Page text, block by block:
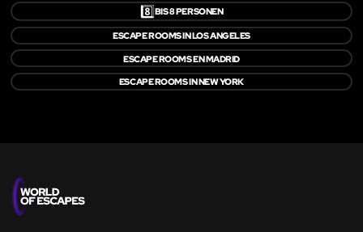
8️⃣BIS 8 PERSONEN
ESCAPE ROOMS IN LOS ANGELES
ESCAPE ROOMS EN MADRID
ESCAPE ROOMS IN NEW YORK